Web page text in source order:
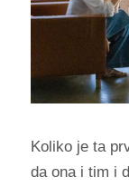
Koliko je ta
da ona i tim i